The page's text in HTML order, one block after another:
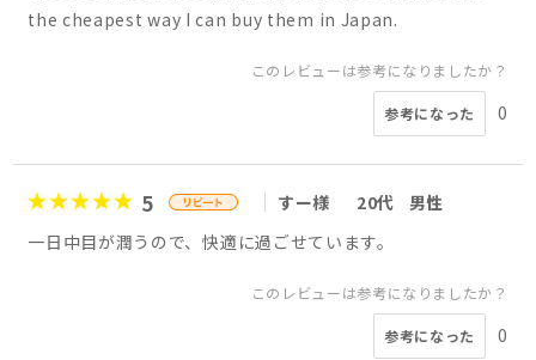
the cheapest way I can buy them in Japan.
このレビューは参考になりましたか？
参考になった 0
5 すー様 20代
男性
一日中目が潤うので、快適に過ごせています。
このレビューは参考になりましたか？
参考になった 0